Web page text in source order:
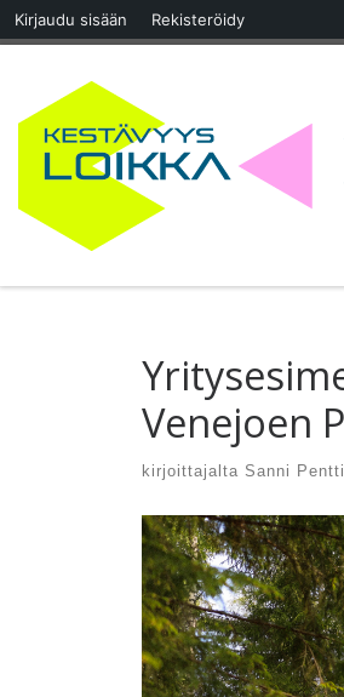
Kirjaudu sisään Rekisteröidy
Skip to content
Venejoen
kirjoittajalta Sanni